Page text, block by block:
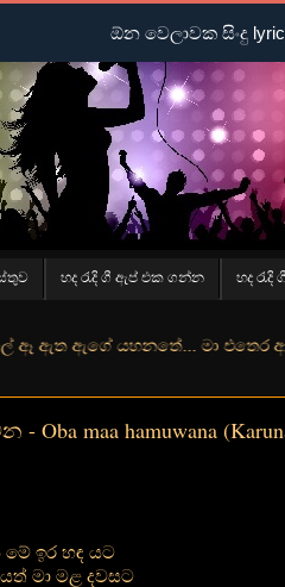
හද රැදි ගී ඇප් එක ගන්න හද
මා එතෙර ආ දා ඈ
Oba maa hamuwana
ඉර හඳ යට
මා මළ දවසට
ඕන වෙලාවක සිංදු